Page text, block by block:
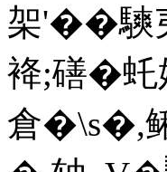
架'��
袶;磰�
倉�